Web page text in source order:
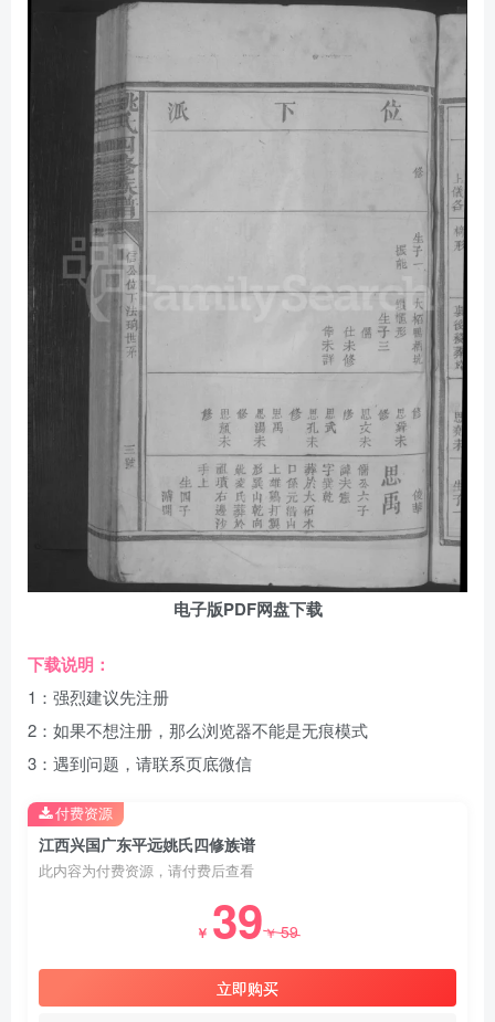
电子版PDF网盘下载
下载说明：
1：强烈建议先注册
2：如果不想注册，那么浏览器不能是无痕模式
3：遇到问题，请联系页底微信
江西兴国广东平远姚氏四修族谱
此内容为付费资源，请付费后查看
￥ 39￥59
立即购买
付费资源